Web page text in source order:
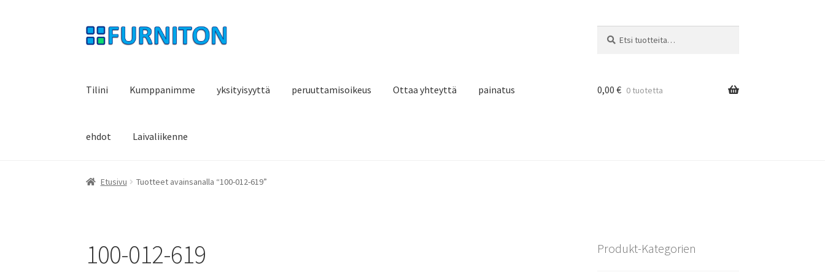
Siirry
navigointiin
Siirry
sisältöön
Tilini Kumppanimme yksityisyyttä peruuttamisoikeus Ottaa yhteyttä painatus
ehdot Laivaliikenne
0,00 € 0 tuotetta
Etusivu Tuotteet avainsanalla “100-012-619”
100-012-619 Produkt-Kategorien